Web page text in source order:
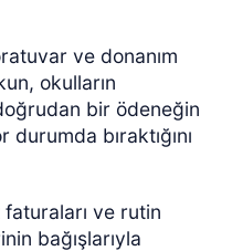
ve donanım
okulların
bir ödeneğin
durumda bıraktığını
ve rutin
bağışlarıyla